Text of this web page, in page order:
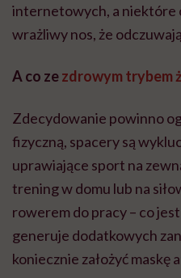
internetowych, a niektóre
wrażliwy nos, że
A co zezdrowym trybem
Zdecydowanie powinno
fizyczną, spacery są
uprawiające sport na
trening w domu lub na
rowerem do pracy – co
generuje dodatkowych
koniecznie założyć maskę